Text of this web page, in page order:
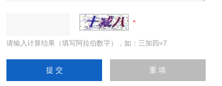
请输入计算结果（填写阿拉伯数字），如：三加四=7